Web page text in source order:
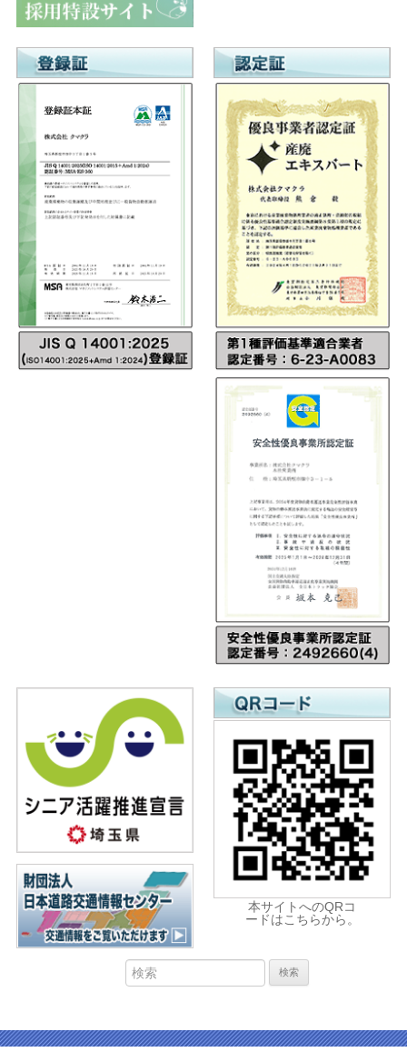
ン
本サイトへのQRコ
ードはこちらから。